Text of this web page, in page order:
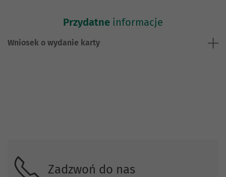
Przydatne informacje
Wniosek o wydanie karty
Zadzwoń do nas